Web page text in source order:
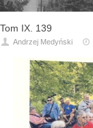
Tom IX. 139
Andrzej Medyński